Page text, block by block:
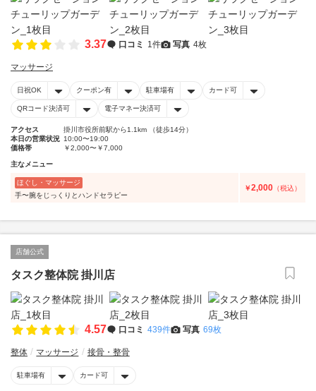
3.37 口コミ 1件 写真 4枚
マッサージ
日祝OK クーポン有 駐車場有 カード可
QRコード決済可 電子マネー決済可
アクセス
掛川市役所前駅から1.1km （徒歩14分）
本日の営業状況 10:00〜19:00
価格帯
￥2,000〜￥7,000
主なメニュー
ほぐし・マッサージ
手〜腕をじっくりとハンドセラピー
￥2,000 （税込）
店舗公式
タスク整体院 掛川店
4.57 口コミ 439件 写真 69枚
整体 マッサージ 接骨・整骨
駐車場有 カード可